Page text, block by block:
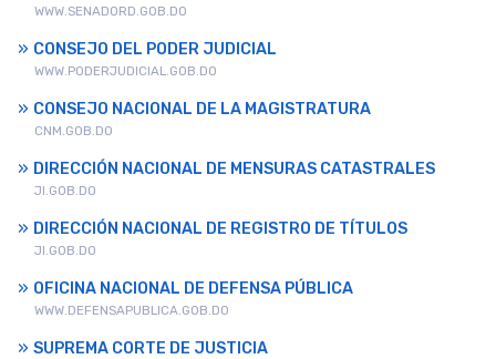
WWW.SENADORD.GOB.DO
CONSEJO DEL PODER JUDICIAL
WWW.PODERJUDICIAL.GOB.DO
CONSEJO NACIONAL DE LA MAGISTRATURA
CNM.GOB.DO
DIRECCIÓN NACIONAL DE MENSURAS CATASTRALES
JI.GOB.DO
DIRECCIÓN NACIONAL DE REGISTRO DE TÍTULOS
JI.GOB.DO
OFICINA NACIONAL DE DEFENSA PÚBLICA
WWW.DEFENSAPUBLICA.GOB.DO
SUPREMA CORTE DE JUSTICIA